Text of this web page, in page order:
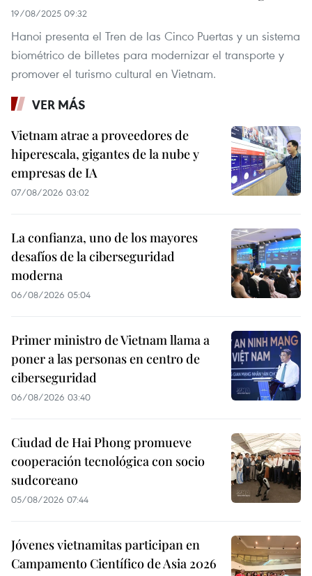
19/08/2025 09:32
Hanoi presenta el Tren de las Cinco Puertas y un sistema
biométrico de billetes para modernizar el transporte y
promover el turismo cultural en Vietnam.
VER MÁS
Vietnam atrae a proveedores de
hiperescala, gigantes de la nube y
empresas de IA
07/08/2026 03:02
La confianza, uno de los mayores
desafíos de la ciberseguridad
moderna
06/08/2026 05:04
Primer ministro de Vietnam llama a
poner a las personas en centro de
ciberseguridad
06/08/2026 03:40
Ciudad de Hai Phong promueve
cooperación tecnológica con socio
sudcoreano
05/08/2026 07:44
Jóvenes vietnamitas participan en
Campamento Científico de Asia 2026